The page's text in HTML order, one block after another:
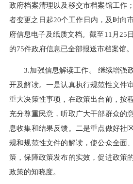
政府档案清理以及移交市档案馆工作
者变更之日起20个工作日内，及时向
府信息电子及纸质文档。截至11月25
的75件政府信息已全部报送市档案馆
3.加强信息解读工作。 继续增强
开及解读。一是认真执行规范性文件
重大决策性事项，在政策出台前，按
充分尊重民意，听取广大干部群众的
息收集和结果反馈。二是重点做好社
规和规范性文件的解读，使公众全面
策，保障政策发布的实效，促进政策
政策的知晓度。